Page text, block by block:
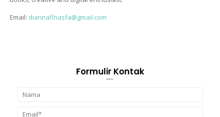
Email: diannafihasfa@gmail.com
Formulir Kontak